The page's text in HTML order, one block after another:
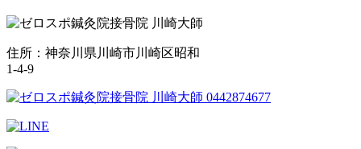
住所：神奈川県川崎市川崎区昭和
1-4-9